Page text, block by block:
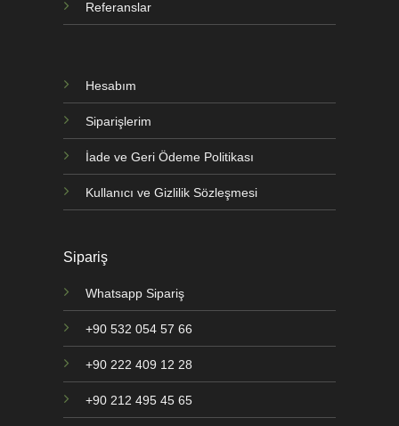
Referanslar
Hesabım
Siparişlerim
İade ve Geri Ödeme Politikası
Kullanıcı ve Gizlilik Sözleşmesi
Sipariş
Whatsapp Sipariş
+90 532 054 57 66
+90 222 409 12 28
+90 212 495 45 65